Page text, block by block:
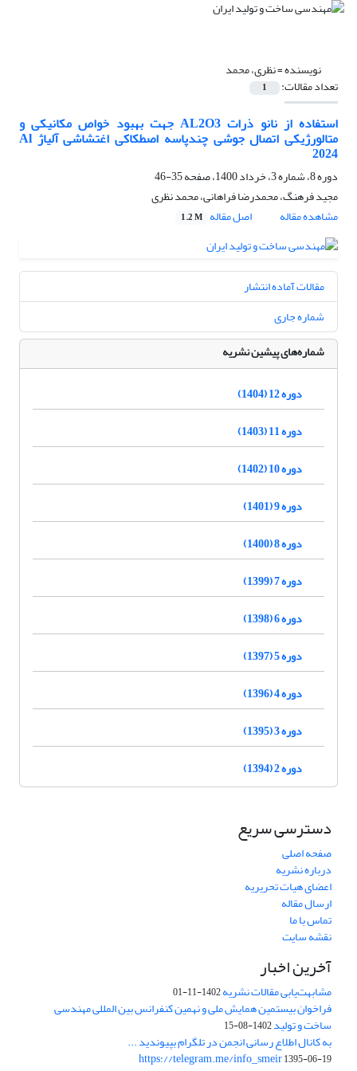
نویسنده =نظری، محمد
تعداد مقالات: 1
استفاده از نانو ذرات AL2O3 جهت بهبود خواص مکانیکی و
متالورژیکی اتصال جوشی چندپاسه اصطکاکی اغتشاشی آلیاژ Al
2024
دوره 8، شماره 3، خرداد 1400، صفحه
35-46
مجید فرهنگ، محمدرضا فراهانی، محمد نظری
مشاهده مقاله
اصل مقاله 1.2 M
مقالات آماده انتشار
شماره جاری
شماره‌های پیشین نشریه
دوره 12 (1404)
دوره 11 (1403)
دوره 10 (1402)
دوره 9 (1401)
دوره 8 (1400)
دوره 7 (1399)
دوره 6 (1398)
دوره 5 (1397)
دوره 4 (1396)
دوره 3 (1395)
دوره 2 (1394)
دسترسی سریع
صفحه اصلی
درباره نشریه
اعضای هیات تحریریه
ارسال مقاله
تماس با ما
نقشه سایت
آخرین اخبار
مشابهت‌یابی مقالات نشریه1402-11-01
فراخوان بیستمین همایش ملی و نهمین کنفرانس بین المللی مهندسی
ساخت و تولید1402-08-15
به کانال اطلاع رسانی انجمن در تلگرام بپیوندید ...
https://telegram.me/info_smeir1395-06-19